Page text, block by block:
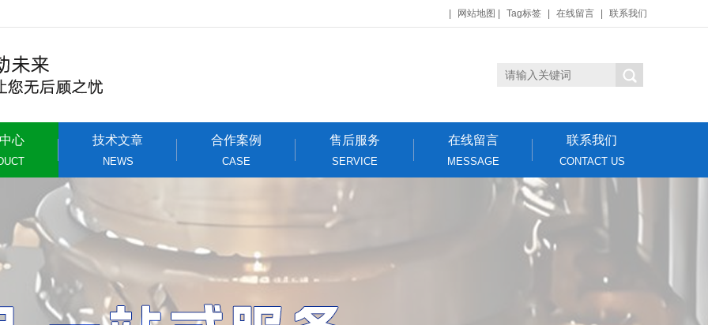
网站地图 Tag标签 在线留言 联系我们
心 技术文章
NEWS
合作案例
CASE
售后服务
SERVICE
在线留言
MESSAGE
联系我们
CONTACT US